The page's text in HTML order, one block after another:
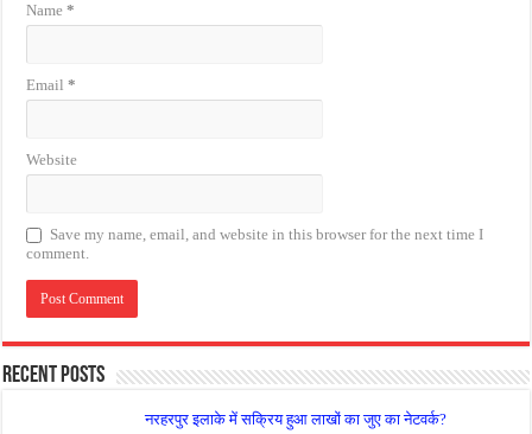
Name*
Email*
Website
Save my name, email, and website in this browser for the next time I
comment.
Recent Posts
नरहरपुर इलाके में सक्रिय हुआ लाखों का जुए का नेटवर्क?